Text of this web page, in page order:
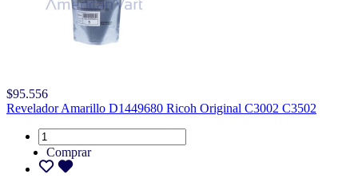
$95.556
Revelador Amarillo D1449680 Ricoh Original C3002 C3502
Comprar